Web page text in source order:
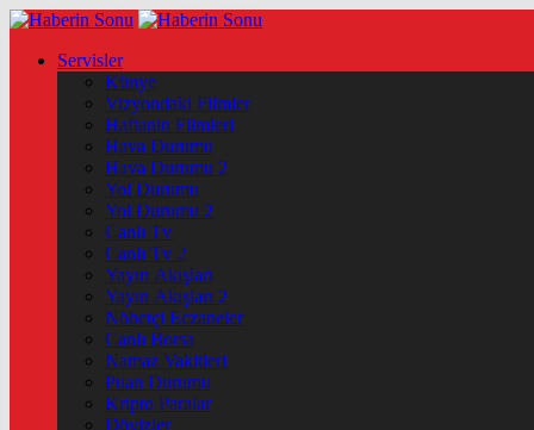
Servisler
Künye
Vizyondaki Filmler
Haftanin Filmleri
Hava Durumu
Hava Durumu 2
Yol Durumu
Yol Durumu 2
Canlı Tv
Canlı Tv 2
Yayın Akışları
Yayın Akışları 2
Nöbetçi Eczaneler
Canlı Borsa
Namaz Vakitleri
Puan Durumu
Kripto Paralar
Dövizler